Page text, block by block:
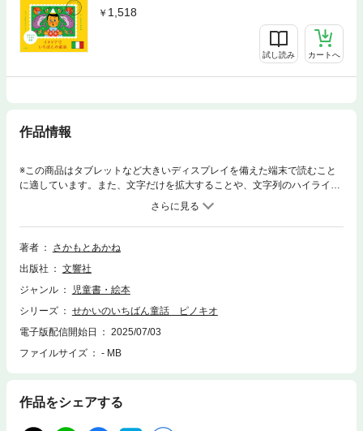
1,518
試し読み カートへ
作品情報
※この商品はタブレットなど大きいディスプレイを備えた端末で読むこと
に適しています。また、文字だけを拡大することや、文字列のハイライ
ト、検索、辞書の参照、引用などの機能が使用できません。☆★せかいの
いちばん、集めました★☆日本だったら「桃太郎」といった、その国で一
番有名なお話を集めた絵本シリーズ（対象年齢：4歳～7歳）イタリアは
「ピノキオ」【あらすじ】やんちゃな木彫りの人形、ピノキオは勉強が嫌
身に降りかかる誘惑や、数々の困難を乗り越えて、ピノキオは夢をかなえ
ることができるのか？イタリアの童話作家カルロ・コッローディによって
になります。
著者
さかもとあかね
出版社
文響社
ジャンル
児童書・絵本
シリーズ
せかいのいちばん童話 ピノキオ
電子版配信開始日
2025/07/03
ファイルサイズ
- MB
作品をシェアする